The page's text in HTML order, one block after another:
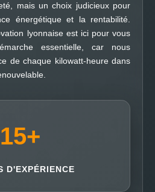
mais un choix judicieux pour
énergétique et la rentabilité.
lyonnaise est ici pour vous
essentielle, car nous
de chaque kilowatt-heure dans
15+
D'EXPÉRIENCE